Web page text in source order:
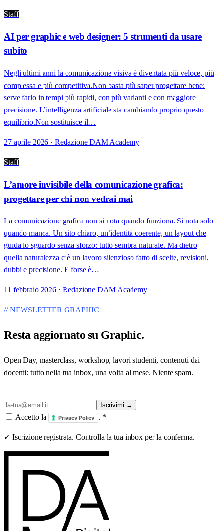
Staff
AI per graphic e web designer: 5 strumenti da usare
subito
Negli ultimi anni la comunicazione visiva è diventata più veloce, più
complessa e più competitiva.Non basta più saper progettare bene:
serve farlo in tempi più rapidi, con più varianti e con maggiore
precisione. L’intelligenza artificiale sta cambiando proprio questo
equilibrio.Non sostituisce il…
27 aprile 2026 · Redazione DAM Academy
Staff
L’amore invisibile della comunicazione grafica:
progettare per chi non vedrai mai
La comunicazione grafica non si nota quando funziona. Si nota solo
quando manca. Un sito chiaro, un’identità coerente, un layout che
guida lo sguardo senza sforzo: tutto sembra naturale. Ma dietro
quella naturalezza c’è un lavoro silenzioso fatto di scelte, revisioni,
dubbi e precisione. E forse è…
11 febbraio 2026 · Redazione DAM Academy
// NEWSLETTER GRAPHIC
Resta aggiornato su Graphic.
Open Day, masterclass, workshop, lavori studenti, contenuti dai
docenti: tutto nella tua inbox, una volta al mese. Niente spam.
Iscrivimi →
Accetto la Privacy Policy . *
✓ Iscrizione registrata. Controlla la tua inbox per la conferma.